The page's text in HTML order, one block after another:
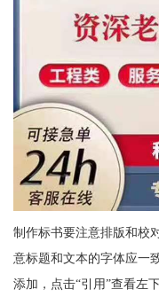
制作标书要注意排版和校
意标题和文本的字体应一
添加，点击“引用”查看左